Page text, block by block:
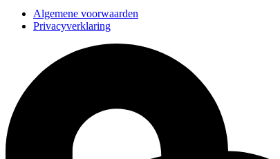
Algemene voorwaarden
Privacyverklaring